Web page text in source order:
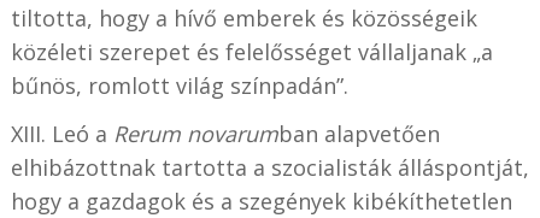
tiltotta, hogy a hívő emberek és közösségeik
közéleti szerepet és felelősséget vállaljanak „a
bűnös, romlott világ színpadán”.
XIII. Leó a Rerum novarumban alapvetően
elhibázottnak tartotta a szocialisták álláspontját,
hogy a gazdagok és a szegények kibékíthetetlen